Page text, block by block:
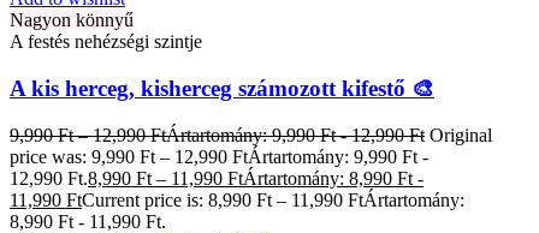
Nagyon könnyű
A festés nehézségi szintje
A kis herceg, kisherceg számozott kifestő 🎨
9,990Ft – 12,990FtÁrtartomány: 9,990 Ft - 12,990 Ft Original
price was: 9,990 Ft – 12,990 FtÁrtartomány: 9,990 Ft -
12,990 Ft.8,990 Ft – 11,990 FtÁrtartomány: 8,990 Ft -
11,990 FtCurrent price is: 8,990 Ft – 11,990 FtÁrtartomány:
8,990 Ft - 11,990 Ft.